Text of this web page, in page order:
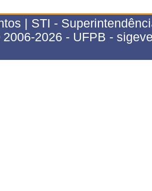
| STI -
2026 - UFPB -